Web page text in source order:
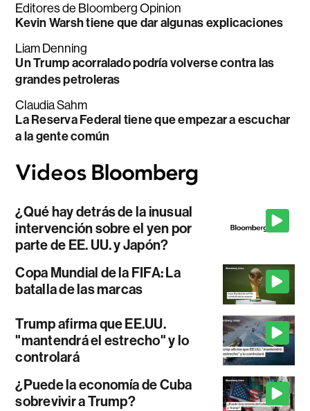
Editores de Bloomberg Opinion
Kevin Warsh tiene que dar algunas explicaciones
Liam Denning
Un Trump acorralado podría volverse contra las
grandes petroleras
Claudia Sahm
La Reserva Federal tiene que empezar a escuchar
a la gente común
¿Qué hay detrás de la inusual
intervención sobre el yen por
parte de EE. UU. y Japón?
Copa Mundial de la FIFA: La
batalla de las marcas
Trump afirma que EE.UU.
"mantendrá el estrecho" y lo
controlará
¿Puede la economía de Cuba
sobrevivir a Trump?